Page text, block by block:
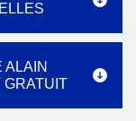
ALAIN